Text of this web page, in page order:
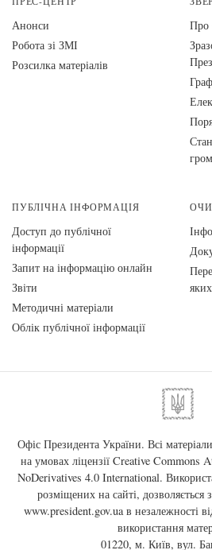
Анонси
Робота зі ЗМІ
Розсилка матеріалів
Про
ПУБЛІЧНА ІНФОРМАЦІЯ
Доступ до публічної
інформації
Запит на інформацію онлайн
Звіти
Методичні матеріали
Облік публічної інформації
Офіс Президента України. Всі
на умовах ліцензії Creative Commons
NoDerivatives 4.0 International.
розміщених на сайті,
www.president.gov.uaв незалежності
використання
01220, м. Київ, вул.